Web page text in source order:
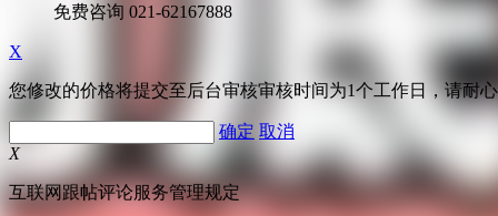
免费咨询 021-62167888
X
您修改的价格将提交至后台审核审核时间为1个工作日，请耐
确定 取消
X
互联网跟帖评论服务管理规定